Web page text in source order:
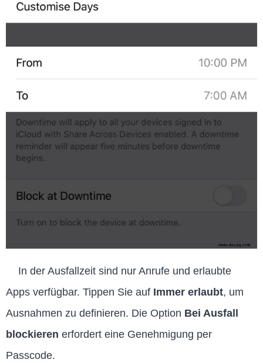
In der Ausfallzeit sind nur Anrufe und erlaubte
Apps verfügbar. Tippen Sie auf Immer erlaubt, um
Ausnahmen zu definieren. Die Option Bei Ausfall
blockieren erfordert eine Genehmigung per
Passcode.